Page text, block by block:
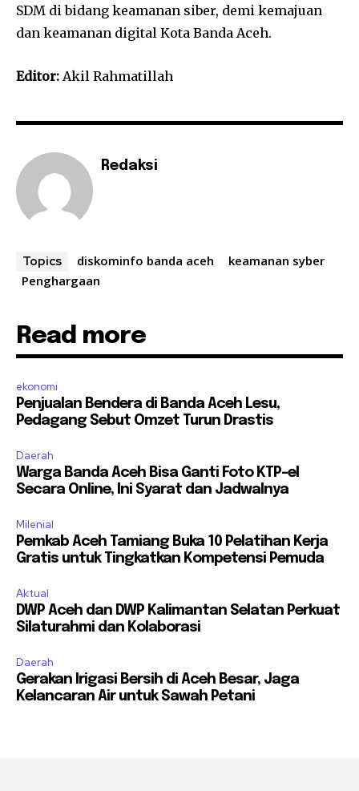
SDM di bidang keamanan siber, demi kemajuan
dan keamanan digital Kota Banda Aceh.
Editor: Akil Rahmatillah
Redaksi
Topics diskominfo banda aceh
keamanan syber
Penghargaan
Read more
ekonomi
Penjualan Bendera di Banda Aceh Lesu,
Pedagang Sebut Omzet Turun Drastis
Daerah
Warga Banda Aceh Bisa Ganti Foto KTP-el
Secara Online, Ini Syarat dan Jadwalnya
Milenial
Pemkab Aceh Tamiang Buka 10 Pelatihan Kerja
Gratis untuk Tingkatkan Kompetensi Pemuda
Aktual
DWP Aceh dan DWP Kalimantan Selatan Perkuat
Silaturahmi dan Kolaborasi
Daerah
Gerakan Irigasi Bersih di Aceh Besar, Jaga
Kelancaran Air untuk Sawah Petani